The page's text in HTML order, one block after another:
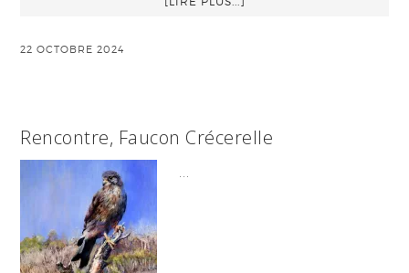
22 OCTOBRE 2024
Rencontre, Faucon Crécerelle
…